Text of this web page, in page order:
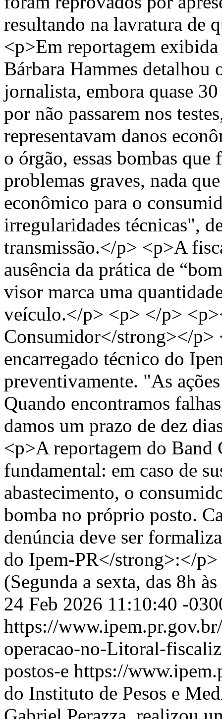
resultando na lavratura de
<p>Em reportagem
Bárbara Hammes detalhou
jornalista, embora quase
por não passarem nos
representavam danos
o órgão, essas bombas
problemas graves, nada
econômico para o
irregularidades técnicas",
transmissão.</p> <p>A
ausência da prática de
visor marca uma
veículo.</p> <p> </p>
Consumidor</strong></p>
encarregado técnico do
preventivamente. "As
Quando encontramos
damos um prazo de dez
<p>A reportagem do
fundamental: em caso de
abastecimento, o
bomba no próprio posto.
denúncia deve ser
do Ipem-PR</strong>:</
(Segunda a sexta, das 8h
24 Feb 2026 11:10:40 -
https://
operacao-no-Litoral-
postos-e https://
do Instituto de Pesos e